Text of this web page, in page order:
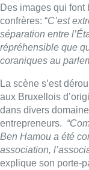
Des images qui font
confrères: “C’est
séparation entre
répréhensible que
coraniques au
La scène s’est
aux Bruxellois
dans divers
entrepreneurs.
Ben Hamou a été
association,
explique son porte-